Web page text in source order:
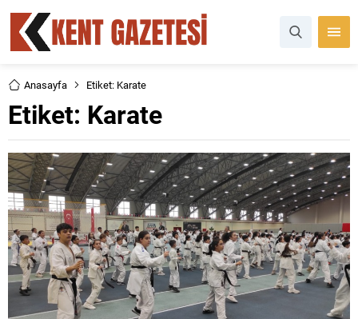
Anasayfa Etiket: Karate
Etiket: Karate